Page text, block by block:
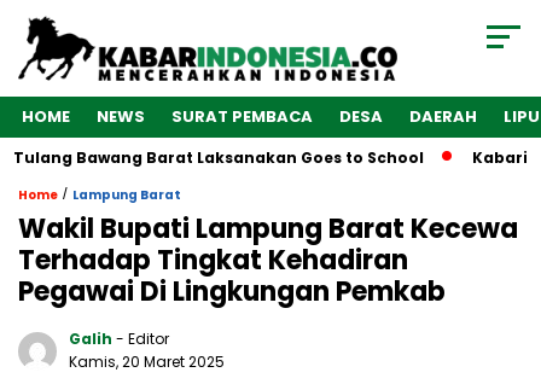
HOME NEWS SURAT PEMBACA DESA DAERAH
Bawang Barat Laksanakan Goes to School
Home / Lampung Barat
Wakil Bupati Lampung Barat Kecewa
Terhadap Tingkat Kehadiran
Pegawai Di Lingkungan Pemkab
Galih - Editor
Kamis, 20 Maret 2025